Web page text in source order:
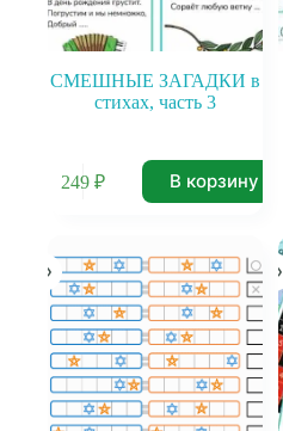
СМЕШНЫЕ ЗАГАДКИ в
стихах, часть 3
249 ₽ В корзину